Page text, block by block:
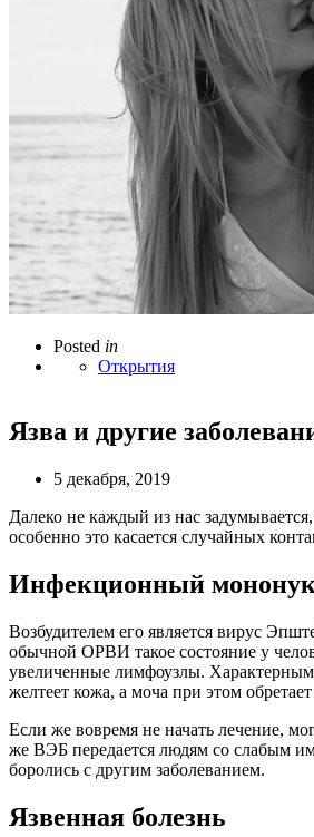
Posted in
Открытия
Язва и другие
5 декабря, 2019
Далеко не каждый из нас
особенно это касается случайных
Инфекционный
Возбудителем его является вирус
обычной ОРВИ такое состояние у
увеличенные лимфоузлы.
желтеет кожа, а моча при этом
Если же вовремя не начать лечение,
же ВЭБ передается людям со слабым
боролись с другим заболеванием.
Язвенная болезнь